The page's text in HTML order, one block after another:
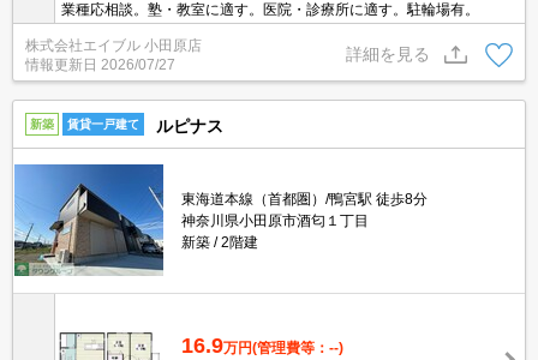
業種応相談。塾・教室に適す。医院・診療所に適す。駐輪場有。
株式会社エイブル 小田原店
情報更新日 2026/07/27
詳細を見る
新築 賃貸一戸建て ルピナス
東海道本線（首都圏）/鴨宮駅 徒歩8分
神奈川県小田原市酒匂１丁目
新築
2階建
16.9万円(管理費等：--)